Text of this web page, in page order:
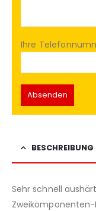
Ihre
BESCHREIBUNG
Sehr schnell